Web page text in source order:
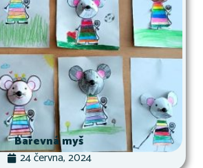
Barevná myš
24 června, 2024